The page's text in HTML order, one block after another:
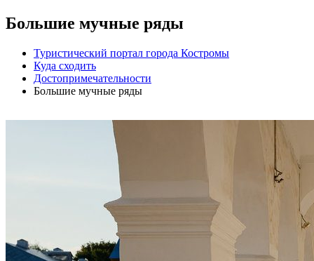
Большие мучные ряды
Туристический портал города Костромы
Куда сходить
Достопримечательности
Большие мучные ряды